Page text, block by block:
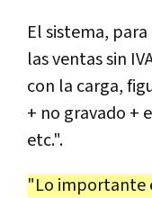
El sistema,
las ventas sin
con la carga,
+ no gravado +
etc.".
"Lo importante